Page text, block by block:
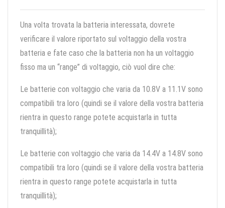
Una volta trovata la batteria interessata, dovrete
verificare il valore riportato sul voltaggio della vostra
batteria e fate caso che la batteria non ha un voltaggio
fisso ma un “range” di voltaggio, ciò vuol dire che:
Le batterie con voltaggio che varia da 10.8V a 11.1V sono
compatibili tra loro (quindi se il valore della vostra batteria
rientra in questo range potete acquistarla in tutta
tranquillità);
Le batterie con voltaggio che varia da 14.4V a 14.8V sono
compatibili tra loro (quindi se il valore della vostra batteria
rientra in questo range potete acquistarla in tutta
tranquillità);